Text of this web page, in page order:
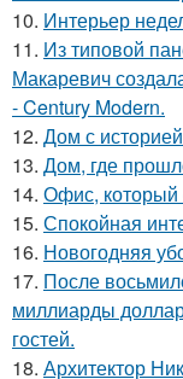
10. Интерьер
11. Из типовой
Макаревич
- Century Modern.
12. Дом с
13. Дом, где
14. Офис, который
15. Спокойная
16. Новогодняя
17. После
миллиарды
гостей.
18. Архитектор